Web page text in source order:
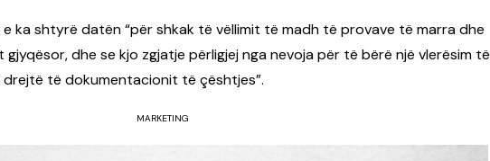
ka shtyrë datën “për shkak të vëllimit të madh të provave të marra dhe
dhe se kjo zgjatje përligjej nga nevoja për të bërë një vlerësim të
të dokumentacionit të çështjes”.
MARKETING